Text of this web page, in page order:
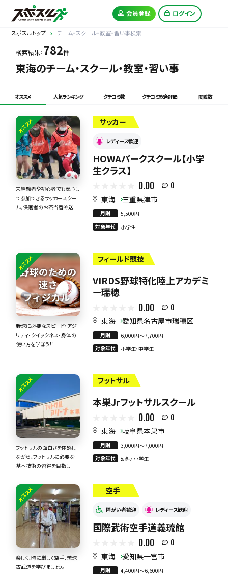
会員登録 ログイン
スポスルトップ チーム・スクール・教室・習い事検索
検索結果：782件
東海のチーム・スクール・教室・習い事
オススメ 人気ランキング クチコミ数 クチコミ総合評価 閲覧数
オススメ
未経験者や初心者でも安心し
て参加できるサッカースクー
ル。保護者のお茶当番や送迎
サッカー
レディース歓迎
HOWAパークスクール【小学
生クラス】
0.00 0
東海 三重県津市
月謝
5,500円
対象年代
小学生
オススメ
野球に必要なスピード・アジ
リティ・クイックネス・身体の
使い方を学ぼう！！
フィールド競技
VIRDS野球特化陸上アカデミ
ー瑞穂
0.00 0
東海 愛知県名古屋市瑞穂区
月謝
6,000円〜7,700円
対象年代
小学生・中学生
オススメ
フットサルの面白さを体感し
ながら、フットサルに必要な
基本技術の習得を目指しま
フットサル
本巣Jrフットサルスクール
0.00 0
東海 岐阜県本巣市
月謝
3,000円〜7,000円
対象年代
幼児・小学生
オススメ
楽しく、時に厳しく空手、琉球
古武道を学びましょう。
空手
障がい者歓迎 レディース歓迎
国際武術空手道義琉館
0.00 0
東海 愛知県一宮市
月謝
4,400円〜6,600円